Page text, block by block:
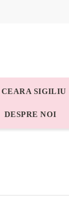
CEARA SIGILIU
DESPRE NOI